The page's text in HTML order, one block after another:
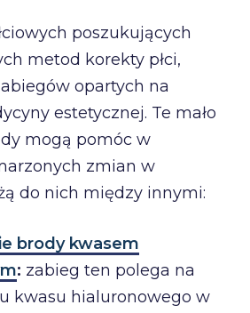
poszukujących
metod korekty płci,
opartych na
estetycznej. Te mało
mogą pomóc w
zmian w
do nich między innymi:
brody kwasem
: zabieg ten polega na
kwasu hialuronowego w